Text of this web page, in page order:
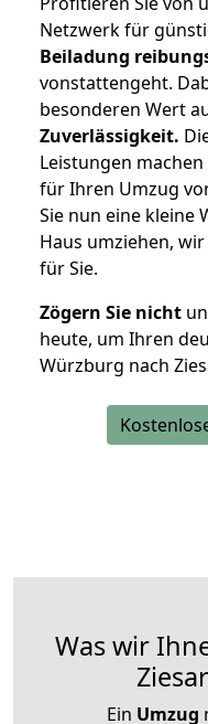
Netzwerk für
Beiladung
vonstattengeht.
besonderen Wert
Zuverlässigkeit.
Leistungen
für Ihren Umzug
Sie nun eine kleine
Haus umziehen,
für Sie.
Zögern Sie nicht
heute, um Ihren
Würzburg nach
Was wir
Ein Umzug